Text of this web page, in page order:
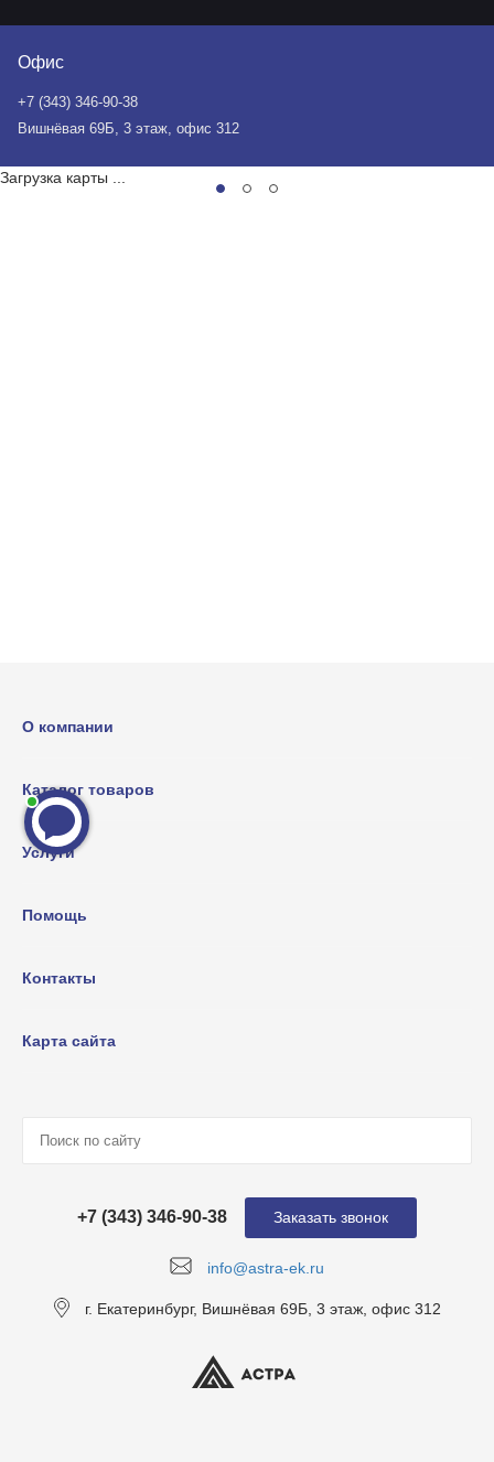
Офис
+7 (343) 346-90-38
Вишнёвая 69Б, 3 этаж, офис 312
Загрузка карты ...
О компании
Каталог товаров
Услуги
Помощь
Контакты
Карта сайта
info@astra-ek.ru
+7 (343) 346-90-38
г. Екатеринбург, Вишнёвая 69Б, 3 этаж, офис 312
Заказать звонок